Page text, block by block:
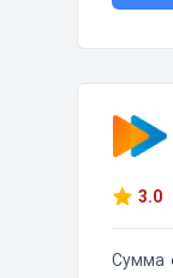
3.0
Сумма